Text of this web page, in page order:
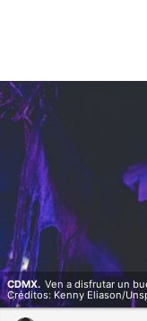
CDMX. Ven a disfrutar un
Créditos: Kenny Eliason/